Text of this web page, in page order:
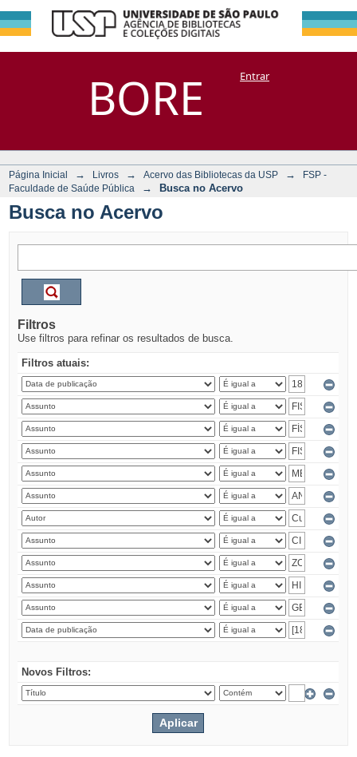
BORE
Busca no Acervo
DSpace/Manakin + CoriscoEntrar
Página Inicial → Livros → Acervo das Bibliotecas da USP →
FSP -
Faculdade de Saúde Pública
→ Busca no Acervo
Busca no Acervo
Filtros
Use filtros para refinar os resultados de busca.
Filtros atuais:
Novos Filtros: